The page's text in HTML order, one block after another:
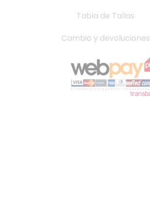
Tabla de Tallas
Cambio y devoluciones